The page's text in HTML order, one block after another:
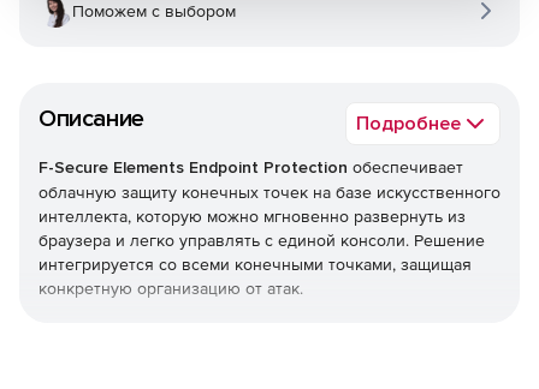
Описание Подробнее
F-Secure Elements Endpoint Protection обеспечивает
облачную защиту конечных точек на базе искусственного
интеллекта, которую можно мгновенно развернуть из
браузера и легко управлять с единой консоли. Решение
интегрируется со всеми конечными точками, защищая
конкретную организацию от атак.
Поможем с выбором